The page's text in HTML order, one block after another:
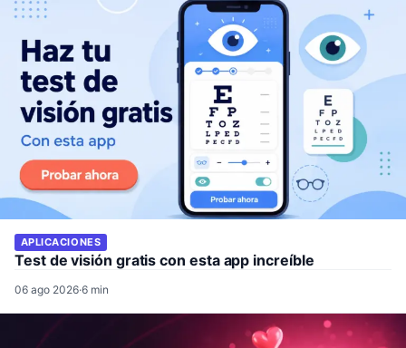
APLICACIONES
Test de visión gratis con esta app increíble
06 ago 2026·6 min